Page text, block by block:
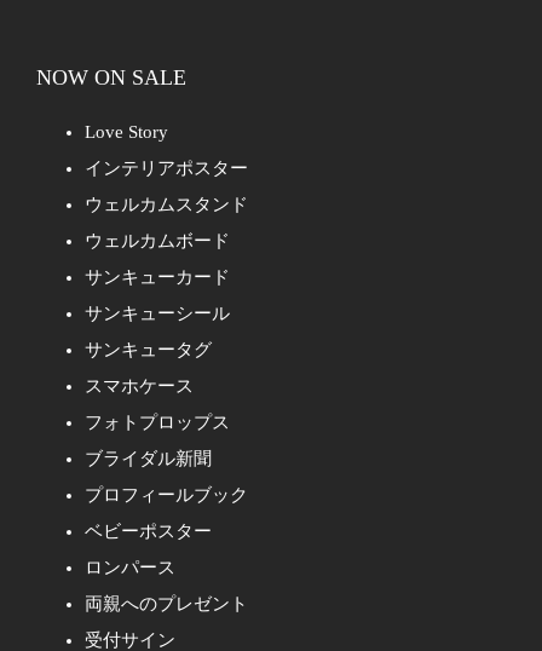
NOW ON SALE
Love Story
インテリアポスター
ウェルカムスタンド
ウェルカムボード
サンキューカード
サンキューシール
サンキュータグ
スマホケース
フォトプロップス
ブライダル新聞
プロフィールブック
ベビーポスター
ロンパース
両親へのプレゼント
受付サイン